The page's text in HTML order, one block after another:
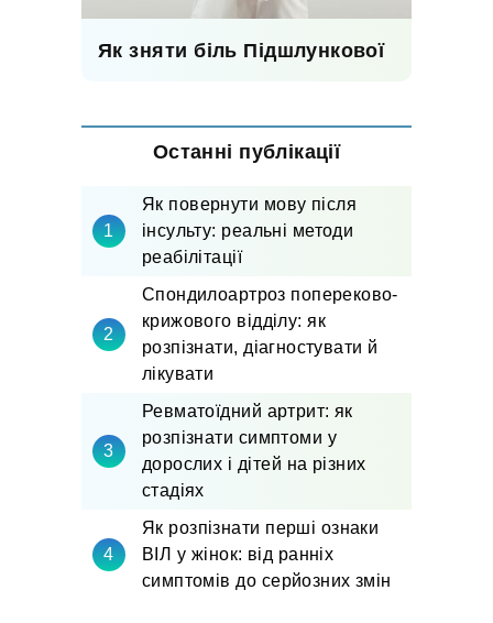
Як зняти біль Підшлункової
Останні публікації
Як повернути мову після
інсульту: реальні методи
реабілітації
Спондилоартроз попереково-
крижового відділу: як
розпізнати, діагностувати й
лікувати
Ревматоїдний артрит: як
розпізнати симптоми у
дорослих і дітей на різних
стадіях
Як розпізнати перші ознаки
ВІЛ у жінок: від ранніх
симптомів до серйозних змін